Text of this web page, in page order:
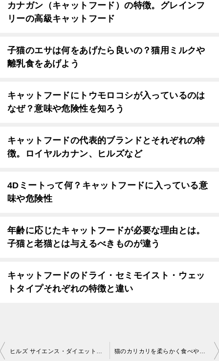
カナガン（キャットフード）の特徴。グレインフ
リーの高級キャットフード
子猫のエサは何をあげたら良いの？猫用ミルクや
離乳食をあげよう
キャットフードにトウモロコシが入っているのは
なぜ？意味や危険性を知ろう
キャットフードの代表的ブランドとそれぞれの特
徴。ロイヤルカナン、ヒルズなど
4Dミートって何？キャットフードに入っている意
味や危険性
年齢に応じたキャットフードが必要な理由とは。
子猫と老猫とは与えるべきものが違う
キャットフードのドライ・セミモイスト・ウェッ
トタイプそれぞれの特徴と違い
投
ヒルズ サイエンス・ダイエットシリーズはどんなキャットフード？ 猫のカリカリを柔らかく食べやすくする方法